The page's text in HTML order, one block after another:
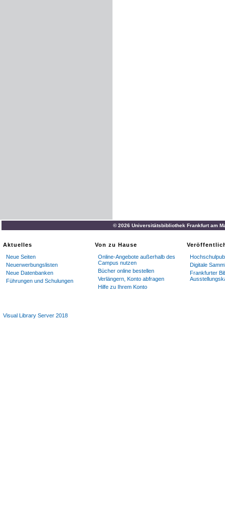
© 2026 Universitätsbibliothek Frankfurt am
Aktuelles
Neue Seiten
Neuerwerbungslisten
Neue Datenbanken
Führungen und Schulungen
Von zu Hause
Online-Angebote außerhalb des
Campus nutzen
Bücher online bestellen
Verlängern, Konto abfragen
Hilfe zu Ihrem Konto
Digitale
Frankfurter
Visual Library Server 2018